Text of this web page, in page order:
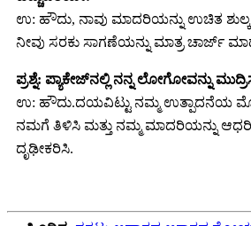
ಉ: ಹೌದು, ನಾವು ಮಾದರಿಯನ್ನು ಉಚಿತ
ನೀವು ಸರಕು ಸಾಗಣೆಯನ್ನು ಮಾತ್ರ ಚಾರ್ಜ್
ಪ್ರಶ್ನೆ: ಪ್ಯಾಕೇಜ್‌ನಲ್ಲಿ ನನ್ನ ಲೋಗೋವನ್ನು
ಉ: ಹೌದು.ದಯವಿಟ್ಟು ನಮ್ಮ ಉತ್ಪಾದನೆಯ
ನಮಗೆ ತಿಳಿಸಿ ಮತ್ತು ನಮ್ಮ ಮಾದರಿಯನ್ನು
ದೃಢೀಕರಿಸಿ.